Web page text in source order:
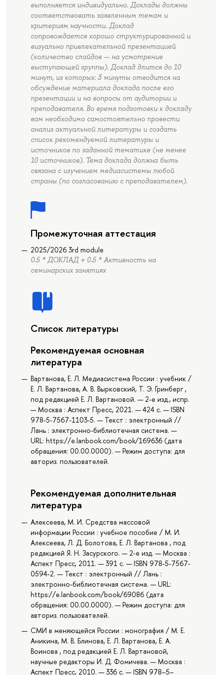
выполняется индивидуально. Доклады должны
соответствовать заявленным темам и
критериям научности. Доклад
сопровождается хорошо структурированной и
визуально привлекательной презентацией
(количество слайдов — на усмотрение
выступающей группы). Доклад длится до 10
минут, из которых: 3 минуты отводится на
обсуждение материала доклада после его
презентации и на вопросы от аудитории и
преподавателя. Во время подготовки к докладу
вам необходимо самостоятельно провести
анализ актуальной литературы и создать
список рекомендуемой литературы и
источников по заданной тематике (не менее
10 источников). Тема доклада должна быть
связана с изучением медиасистемы любой
страны (по согласованию с преподавателем).
Промежуточная аттестация
2025/2026 3rd module
0.5 * ДОКЛАД + 0.5 * Активность на
семинарских занятиях
Список литературы
Рекомендуемая основная
литература
Вартанова, Е. Л. Медиасистема России : учебник /
Е. Л. Вартанова, А. В. Вырковский, Т. Э. Гринберг ,
под редакцией Е. Л. Вартановой. — 2-е изд., испр.
— Москва : Аспект Пресс, 2021. — 424 с. — ISBN
978-5-7567-1103-5. — Текст : электронный //
Лань : электронно-библиотечная система. —
URL: https://e.lanbook.com/book/169636 (дата
обращения: 00.00.0000). — Режим доступа: для
авториз. пользователей.
Рекомендуемая дополнительная
литература
Алексеева, М. И. Средства массовой
информации России : учебное пособие / М. И.
Алексеева, Л. Д. Болотова, Е. Л. Вартанова , под
редакцией Я. Н. Засурского. — 2-е изд. — Москва :
Аспект Пресс, 2011. — 391 с. — ISBN 978-5-7567-
0594-2. — Текст : электронный // Лань :
электронно-библиотечная система. — URL:
https://e.lanbook.com/book/69086 (дата
обращения: 00.00.0000). — Режим доступа: для
авториз. пользователей.
СМИ в меняющейся России : монография / М. Е.
Аникина, М. В. Блинова, Е. Л. Вартанова, Е. А.
Воинова , под редакцией Е. Л. Вартановой,
научные редакторы И. Д. Фомичева. — Москва :
Аспект Пресс, 2010. — 336 с. — ISBN 978–5–